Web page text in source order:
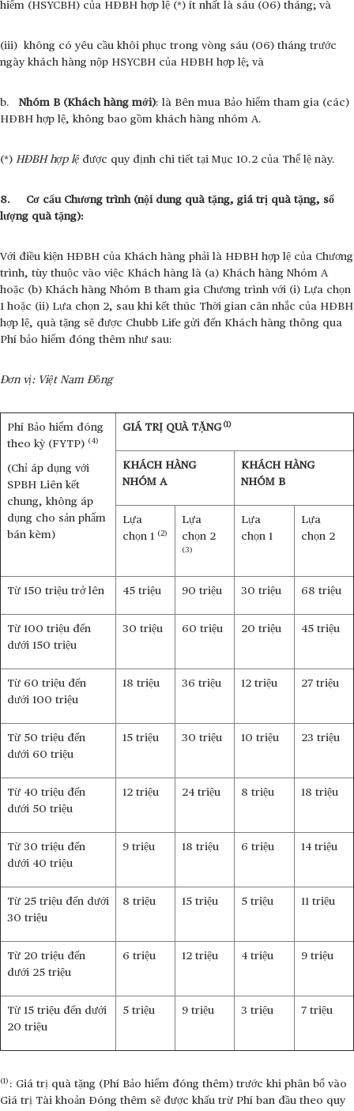
hiểm (HSYCBH) của HĐBH hợp lệ (*) ít nhất là sáu (06) tháng; và
(iii) không có yêu cầu khôi phục trong vòng sáu (06) tháng trước
ngày khách hàng nộp HSYCBH của HĐBH hợp lệ; và
b. Nhóm B (Khách hàng mới): là Bên mua Bảo hiểm tham gia (các)
HĐBH hợp lệ, không bao gồm khách hàng nhóm A.
(*) HĐBH hợp lệđược quy định chi tiết tại Mục 10.2 của Thể lệ này.
8. Cơ cấu Chương trình (nội dung quà tặng, giá trị quà tặng, số
lượng quà tặng):
Với điều kiện HĐBH của Khách hàng phải là HĐBH hợp lệ của Chương
trình, tùy thuộc vào việc Khách hàng là (a) Khách hàng Nhóm A
hoặc (b) Khách hàng Nhóm B tham gia Chương trình với (i) Lựa chọn
1 hoặc (ii) Lựa chọn 2, sau khi kết thúc Thời gian cân nhắc của HĐBH
hợp lệ, quà tặng sẽ được Chubb Life gửi đến Khách hàng thông qua
Phí bảo hiểm đóng thêm như sau:
Đơn vị: Việt Nam Đồng
Phí Bảo hiểm đóng
theo kỳ (FYTP) (4)
(Chỉ áp dụng với
SPBH Liên kết
chung, không áp
dụng cho sản phẩm
bán kèm)
GIÁ TRỊ QUÀ TẶNG (1)
KHÁCH HÀNG
NHÓM A
KHÁCH HÀNG
NHÓM B
Lựa
chọn 1 (2)
Lựa
chọn 2
(3)
Lựa
chọn 1
Lựa
chọn 2
Từ 150 triệu trở lên 45 triệu 90 triệu 30 triệu 68 triệu
Từ 100 triệu đến
dưới 150 triệu
30 triệu 60 triệu 20 triệu 45 triệu
Từ 60 triệu đến
dưới 100 triệu
18 triệu 36 triệu 12 triệu 27 triệu
Từ 50 triệu đến
dưới 60 triệu
15 triệu 30 triệu 10 triệu 23 triệu
Từ 40 triệu đến
dưới 50 triệu
12 triệu 24 triệu 8 triệu 18 triệu
Từ 30 triệu đến
dưới 40 triệu
9 triệu 18 triệu 6 triệu 14 triệu
Từ 25 triệu đến dưới
30 triệu
8 triệu 15 triệu 5 triệu 11 triệu
Từ 20 triệu đến
dưới 25 triệu
6 triệu 12 triệu 4 triệu 9 triệu
Từ 15 triệu đến dưới
20 triệu
5 triệu 9 triệu 3 triệu 7 triệu
(1) : Giá trị quà tặng (Phí Bảo hiểm đóng thêm) trước khi phân bổ vào
Giá trị Tài khoản Đóng thêm sẽ được khấu trừ Phí ban đầu theo quy